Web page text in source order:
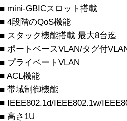
■ mini-GBICスロット搭載
■ 4段階のQoS機能
■ スタック機能搭載 最大8台迄
■ ポートベースVLAN/タグ付
■ プライベートVLAN
■ ACL機能
■ 帯域制御機能
■ IEEE802.1d/IEEE802.1w/
■ 高さ1U